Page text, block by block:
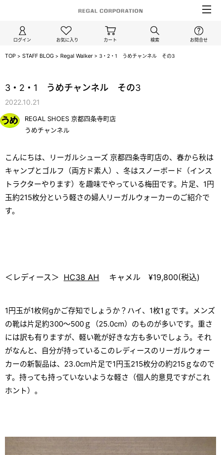
ログイン お気に入り カート 検索 お問合せ
TOP > STAFF BLOG > Regal Walker > 3・2・1 うめチャンネル その3
3・2・1 うめチャンネル その3
2022.10.21
REGAL SHOES 京都四条寺町店
うめチャンネル
こんにちは、リーガルシューズ 京都四条寺町店の、春から秋は
キャンプとゴルフ（両方ド素人）、冬はスノーボード（インス
トラクターやります）を趣味でやっている梅田です。片足、1円
玉約215枚分という軽さの婦人リーガルウォーカーのご紹介で
す。
＜レディース＞ HC38 AH キャメル ¥19,800(税込)
1円玉が1枚何gかご存知でしょうか？ハイ、1枚1ｇです。メンズ
の靴は片足約300～500ｇ（25.0cm）のものが多いです。重さ
には訳も有りますが、軽い靴が好きな方も多いでしょう。それ
がなんと、自分が持っているこのレディースのリーガルウォー
カーの新製品は、23.0cm片足で1円玉215枚分の約215ｇなので
す。持っても持っていないような軽さ（個人的意見ですがこれ
ホント）。